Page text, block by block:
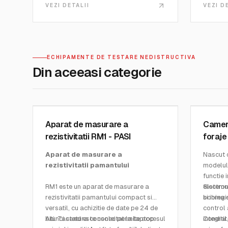
VEZI DETALII VEZI
ECHIPAMENTE DE TESTARE NEDISTRUCTIVA
Din aceeasi categorie
Aparat de masurare a
rezistivitatii RM1 - PASI
Aparat de masurare a
rezistivitatii pamantului
RM1 este un aparat de masurare a
rezistivitatii pamantului compact si
versatil, cu achizitie de date pe 24 de
biti. Tastatura consolei permite accesul
Atunci cand este conectat la laptop
foraje
Nascut
functie
si
bobina
control
Conditii